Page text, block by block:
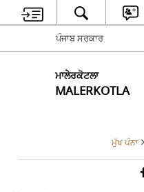
ਪੰਜਾਬ ਸਰਕਾਰ
ਮਾਲੇਰਕੋਟਲਾ
MALERKOTLA
ਮੁੱਖ ਪੰਨਾ